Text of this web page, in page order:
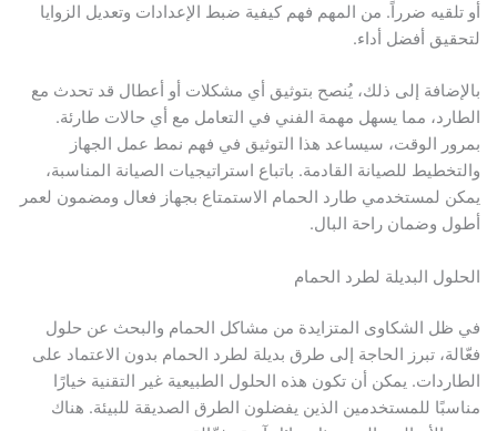
أو تلقيه ضرراً. من المهم فهم كيفية ضبط الإعدادات وتعديل الزوايا
لتحقيق أفضل أداء.
بالإضافة إلى ذلك، يُنصح بتوثيق أي مشكلات أو أعطال قد تحدث مع
الطارد، مما يسهل مهمة الفني في التعامل مع أي حالات طارئة.
بمرور الوقت، سيساعد هذا التوثيق في فهم نمط عمل الجهاز
والتخطيط للصيانة القادمة. باتباع استراتيجيات الصيانة المناسبة،
يمكن لمستخدمي طارد الحمام الاستمتاع بجهاز فعال ومضمون لعمر
أطول وضمان راحة البال.
الحلول البديلة لطرد الحمام
في ظل الشكاوى المتزايدة من مشاكل الحمام والبحث عن حلول
فعّالة، تبرز الحاجة إلى طرق بديلة لطرد الحمام بدون الاعتماد على
الطاردات. يمكن أن تكون هذه الحلول الطبيعية غير التقنية خيارًا
مناسبًا للمستخدمين الذين يفضلون الطرق الصديقة للبيئة. هناك